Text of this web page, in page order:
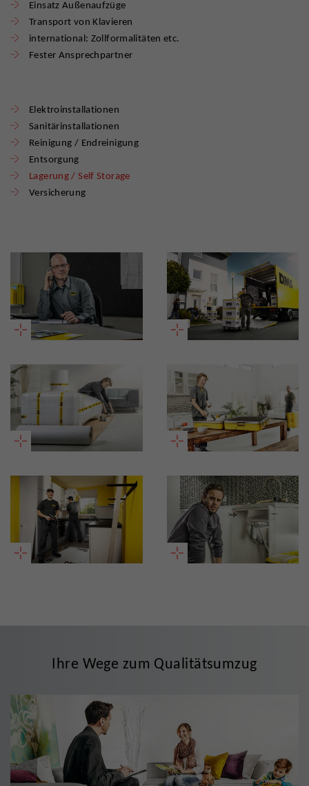
Einsatz Außenaufzüge
Transport von Klavieren
international: Zollformalitäten etc.
Fester Ansprechpartner
Elektroinstallationen
Sanitärinstallationen
Reinigung / Endreinigung
Entsorgung
Lagerung / Self Storage
Versicherung
Ihre Wege zum Qualitätsumzug